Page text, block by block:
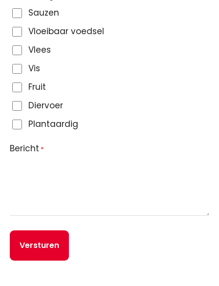
Sauzen
Vloeibaar voedsel
Vlees
Vis
Fruit
Diervoer
Plantaardig
Bericht *